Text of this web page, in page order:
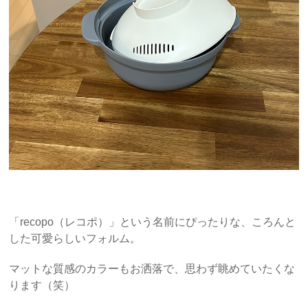
「recopo（レコポ）」という名前にぴったりな、ころんと
した可愛らしいフォルム。
マットな質感のカラーもお洒落で、思わず眺めていたくな
ります（笑）